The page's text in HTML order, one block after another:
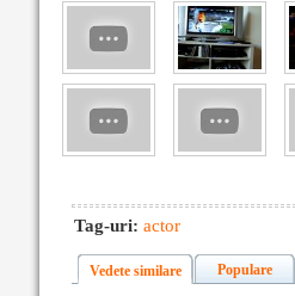
Tag-uri: actor
Vedete similare Populare